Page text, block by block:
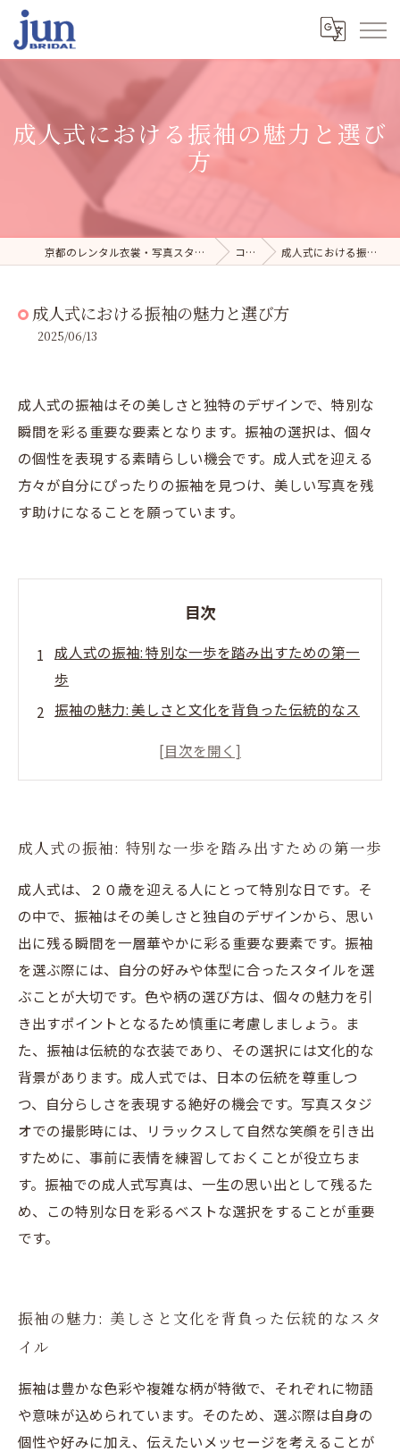
成人式における振袖の魅力と選び
方
京都のレンタル衣裳・写真スタジオならジュンブライダル コラム 成人式における振袖の魅力と選び方
成人式における振袖の魅力と選び方
2025/06/13
成人式の振袖はその美しさと独特のデザインで、特別な
瞬間を彩る重要な要素となります。振袖の選択は、個々
の個性を表現する素晴らしい機会です。成人式を迎える
方々が自分にぴったりの振袖を見つけ、美しい写真を残
す助けになることを願っています。
目次
成人式の振袖: 特別な一歩を踏み出すための第一
歩
振袖の魅力: 美しさと文化を背負った伝統的なス
個性を表現する振袖選び: 自分だけの魅力を引き
のポイント
振袖選びの注意点: 素敵な成人式を迎えるために
は
成人式写真が持つ意味: 未来への架け橋となる特
別な瞬間
成人式の振袖: 特別な一歩を踏み出すための第一歩
成人式は、２０歳を迎える人にとって特別な日です。そ
の中で、振袖はその美しさと独自のデザインから、思い
出に残る瞬間を一層華やかに彩る重要な要素です。振袖
を選ぶ際には、自分の好みや体型に合ったスタイルを選
ぶことが大切です。色や柄の選び方は、個々の魅力を引
き出すポイントとなるため慎重に考慮しましょう。ま
た、振袖は伝統的な衣装であり、その選択には文化的な
背景があります。成人式では、日本の伝統を尊重しつ
つ、自分らしさを表現する絶好の機会です。写真スタジ
オでの撮影時には、リラックスして自然な笑顔を引き出
すために、事前に表情を練習しておくことが役立ちま
す。振袖での成人式写真は、一生の思い出として残るた
め、この特別な日を彩るベストな選択をすることが重要
です。
振袖の魅力: 美しさと文化を背負った伝統的なスタ
イル
振袖は豊かな色彩や複雑な柄が特徴で、それぞれに物語
や意味が込められています。そのため、選ぶ際は自身の
個性や好みに加え、伝えたいメッセージを考えることが